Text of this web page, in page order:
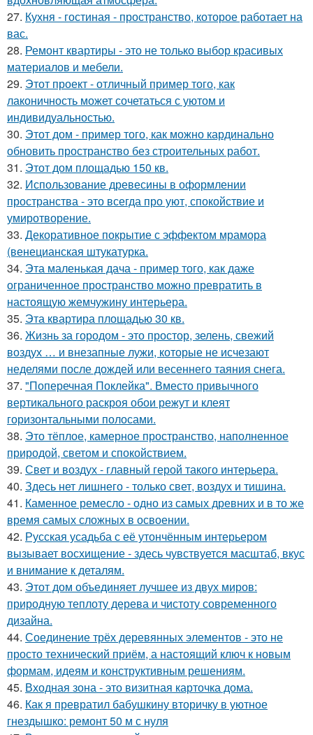
27. Кухня - гостиная - пространство, которое работает на
вас.
28. Ремонт квартиры - это не только выбор красивых
материалов и мебели.
29. Этот проект - отличный пример того, как
лаконичность может сочетаться с уютом и
индивидуальностью.
30. Этот дом - пример того, как можно кардинально
обновить пространство без строительных работ.
31. Этот дом площадью 150 кв.
32. Использование древесины в оформлении
пространства - это всегда про уют, спокойствие и
умиротворение.
33. Декоративное покрытие с эффектом мрамора
(венецианская штукатурка.
34. Эта маленькая дача - пример того, как даже
ограниченное пространство можно превратить в
настоящую жемчужину интерьера.
35. Эта квартира площадью 30 кв.
36. Жизнь за городом - это простор, зелень, свежий
воздух … и внезапные лужи, которые не исчезают
неделями после дождей или весеннего таяния снега.
37. "Поперечная Поклейка". Вместо привычного
вертикального раскроя обои режут и клеят
горизонтальными полосами.
38. Это тёплое, камерное пространство, наполненное
природой, светом и спокойствием.
39. Свет и воздух - главный герой такого интерьера.
40. Здесь нет лишнего - только свет, воздух и тишина.
41. Каменное ремесло - одно из самых древних и в то же
время самых сложных в освоении.
42. Русская усадьба с её утончённым интерьером
вызывает восхищение - здесь чувствуется масштаб, вкус
и внимание к деталям.
43. Этот дом объединяет лучшее из двух миров:
природную теплоту дерева и чистоту современного
дизайна.
44. Соединение трёх деревянных элементов - это не
просто технический приём, а настоящий ключ к новым
формам, идеям и конструктивным решениям.
45. Входная зона - это визитная карточка дома.
46. Как я превратил бабушкину вторичку в уютное
гнездышко: ремонт 50 м с нуля